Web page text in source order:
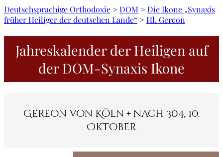
Deutschsprachige Orthodoxie > DOM > Die Ikone „Synaxis
früher Heiliger der deutschen Lande“ > Hl. Gereon
Jahreskalender der Heiligen auf
der DOM-Synaxis Ikone
Gereon von Köln + nach 304, 10.
Oktober